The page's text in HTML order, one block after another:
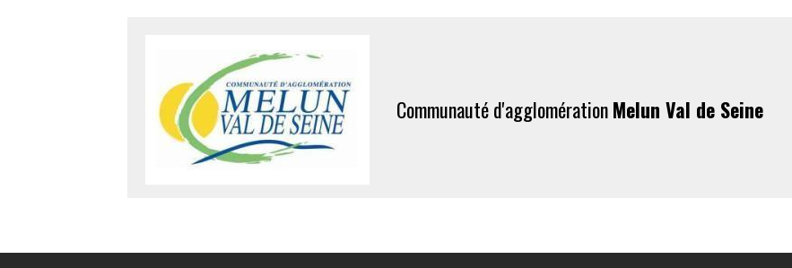
Communauté d'agglomérationMelun Val de Seine